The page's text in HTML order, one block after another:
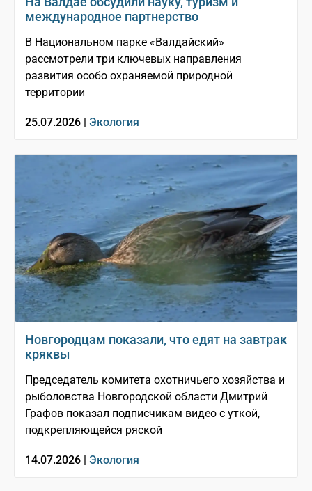
международное партнерство
В Национальном парке «Валдайский»
рассмотрели три ключевых направления
развития особо охраняемой природной
территории
25.07.2026 | Экология
Новгородцам показали, что едят на завтрак
кряквы
Председатель комитета охотничьего хозяйства и
рыболовства Новгородской области Дмитрий
Графов показал подписчикам видео с уткой,
подкрепляющейся ряской
14.07.2026 | Экология